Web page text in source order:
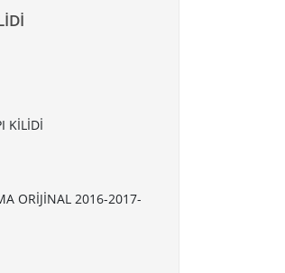
KİLİDİ
ORİJİNAL 2016-2017-